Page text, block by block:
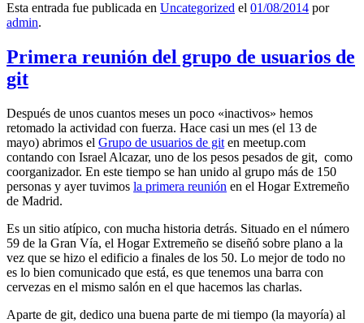
Esta entrada fue publicada en Uncategorized el 01/08/2014 por
admin.
Primera reunión del grupo de usuarios de
git
Después de unos cuantos meses un poco «inactivos» hemos
retomado la actividad con fuerza. Hace casi un mes (el 13 de
mayo) abrimos el Grupo de usuarios de git en meetup.com
contando con Israel Alcazar, uno de los pesos pesados de git, como
coorganizador. En este tiempo se han unido al grupo más de 150
personas y ayer tuvimos la primera reunión en el Hogar Extremeño
de Madrid.
Es un sitio atípico, con mucha historia detrás. Situado en el número
59 de la Gran Vía, el Hogar Extremeño se diseñó sobre plano a la
vez que se hizo el edificio a finales de los 50. Lo mejor de todo no
es lo bien comunicado que está, es que tenemos una barra con
cervezas en el mismo salón en el que hacemos las charlas.
Aparte de git, dedico una buena parte de mi tiempo (la mayoría) al